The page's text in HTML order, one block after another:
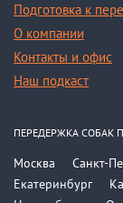
Подготовка к
О компании
Контакты и офис
Наш подкаст
ПЕРЕДЕРЖКА СОБАК
Москва Санкт-
Екатеринбург